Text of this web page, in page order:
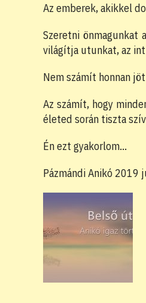
Az emberek, akikkel
Szeretni önmagunkat
világítja utunkat, az
Nem számít honnan
Az számít, hogy
életed során tiszta
Én ezt gyakorlom…
Pázmándi Anikó 2019